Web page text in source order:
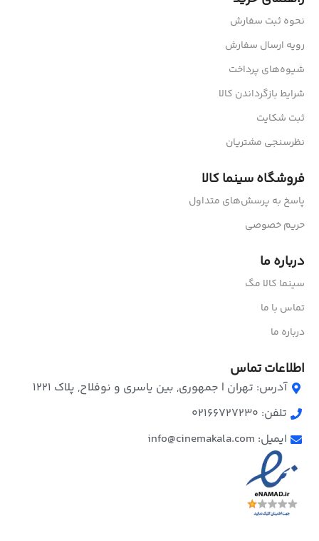
نحوه ثبت سفارش
رویه ارسال سفارش
شیوه‌های پرداخت
شرایط بازگرداندن کالا
ثبت شکایت
نظرسنجی مشتریان
فروشگاه سینما کالا
پاسخ به پرسش‌های متداول
حریم خصوصی
درباره ما
سینما کالا مگ
تماس با ما
درباره ما
اطلاعات تماس
آدرس: تهران | جمهوری, بین یاسری و نوفلاح, پلاک ۱۲۲۱
تلفن: 02166727230
ایمیل: info@cinemakala.com